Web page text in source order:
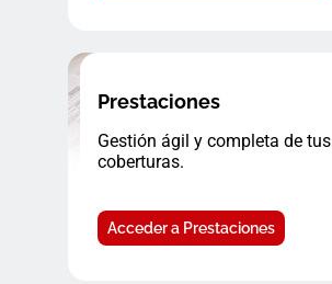
Prestaciones
Gestión ágil y completa de tus
coberturas.
Acceder a Prestaciones